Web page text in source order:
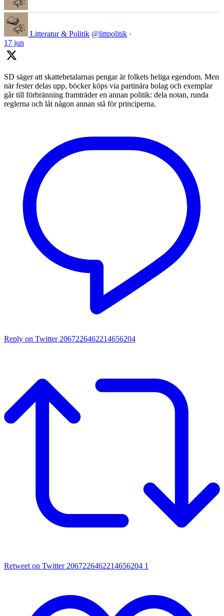
Litteratur & Politik @littpolitik ·
17 jun
SD säger att skattebetalarnas pengar är folkets heliga egendom. Men
när fester delas upp, böcker köps via partinära bolag och exemplar
går till förbränning framträder en annan politik: dela notan, runda
reglerna och låt någon annan stå för principerna.
Reply on Twitter 2067226462214656204
Retweet on Twitter 2067226462214656204 1